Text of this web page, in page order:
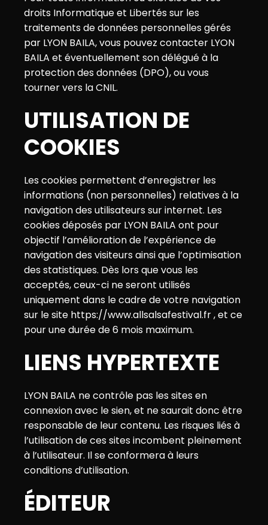
droits Informatique et Libertés sur les
traitements de données personnelles gérés
par LYON BAILA, vous pouvez contacter LYON
BAILA et éventuellement son délégué à la
protection des données (DPO), ou vous
tourner vers laCNIL.
UTILISATION DE
COOKIES
Les cookies permettent d’enregistrer les
informations (non personnelles) relatives à la
navigation des utilisateurs sur internet. Les
cookies déposés par LYON BAILA ont pour
objectif l’amélioration de l’expérience de
navigation des visiteurs ainsi que l’optimisation
des statistiques. Dès lors que vous les
acceptés, ceux-ci ne seront utilisés
uniquement dans le cadre de votre navigation
sur le site https://www.allsalsafestival.fr, et ce
pour une durée de 6 mois maximum.
LIENS HYPERTEXTE
LYON BAILA ne contrôle pas les sites en
connexion avec le sien, et ne saurait donc être
responsable de leur contenu. Les risques liés à
l’utilisation de ces sites incombent pleinement
à l’utilisateur. Il se conformera à leurs
conditions d’utilisation.
ÉDITEUR